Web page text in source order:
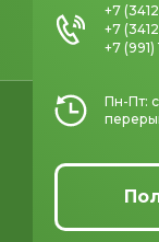
+7
+7
+7
Пн-Пт: